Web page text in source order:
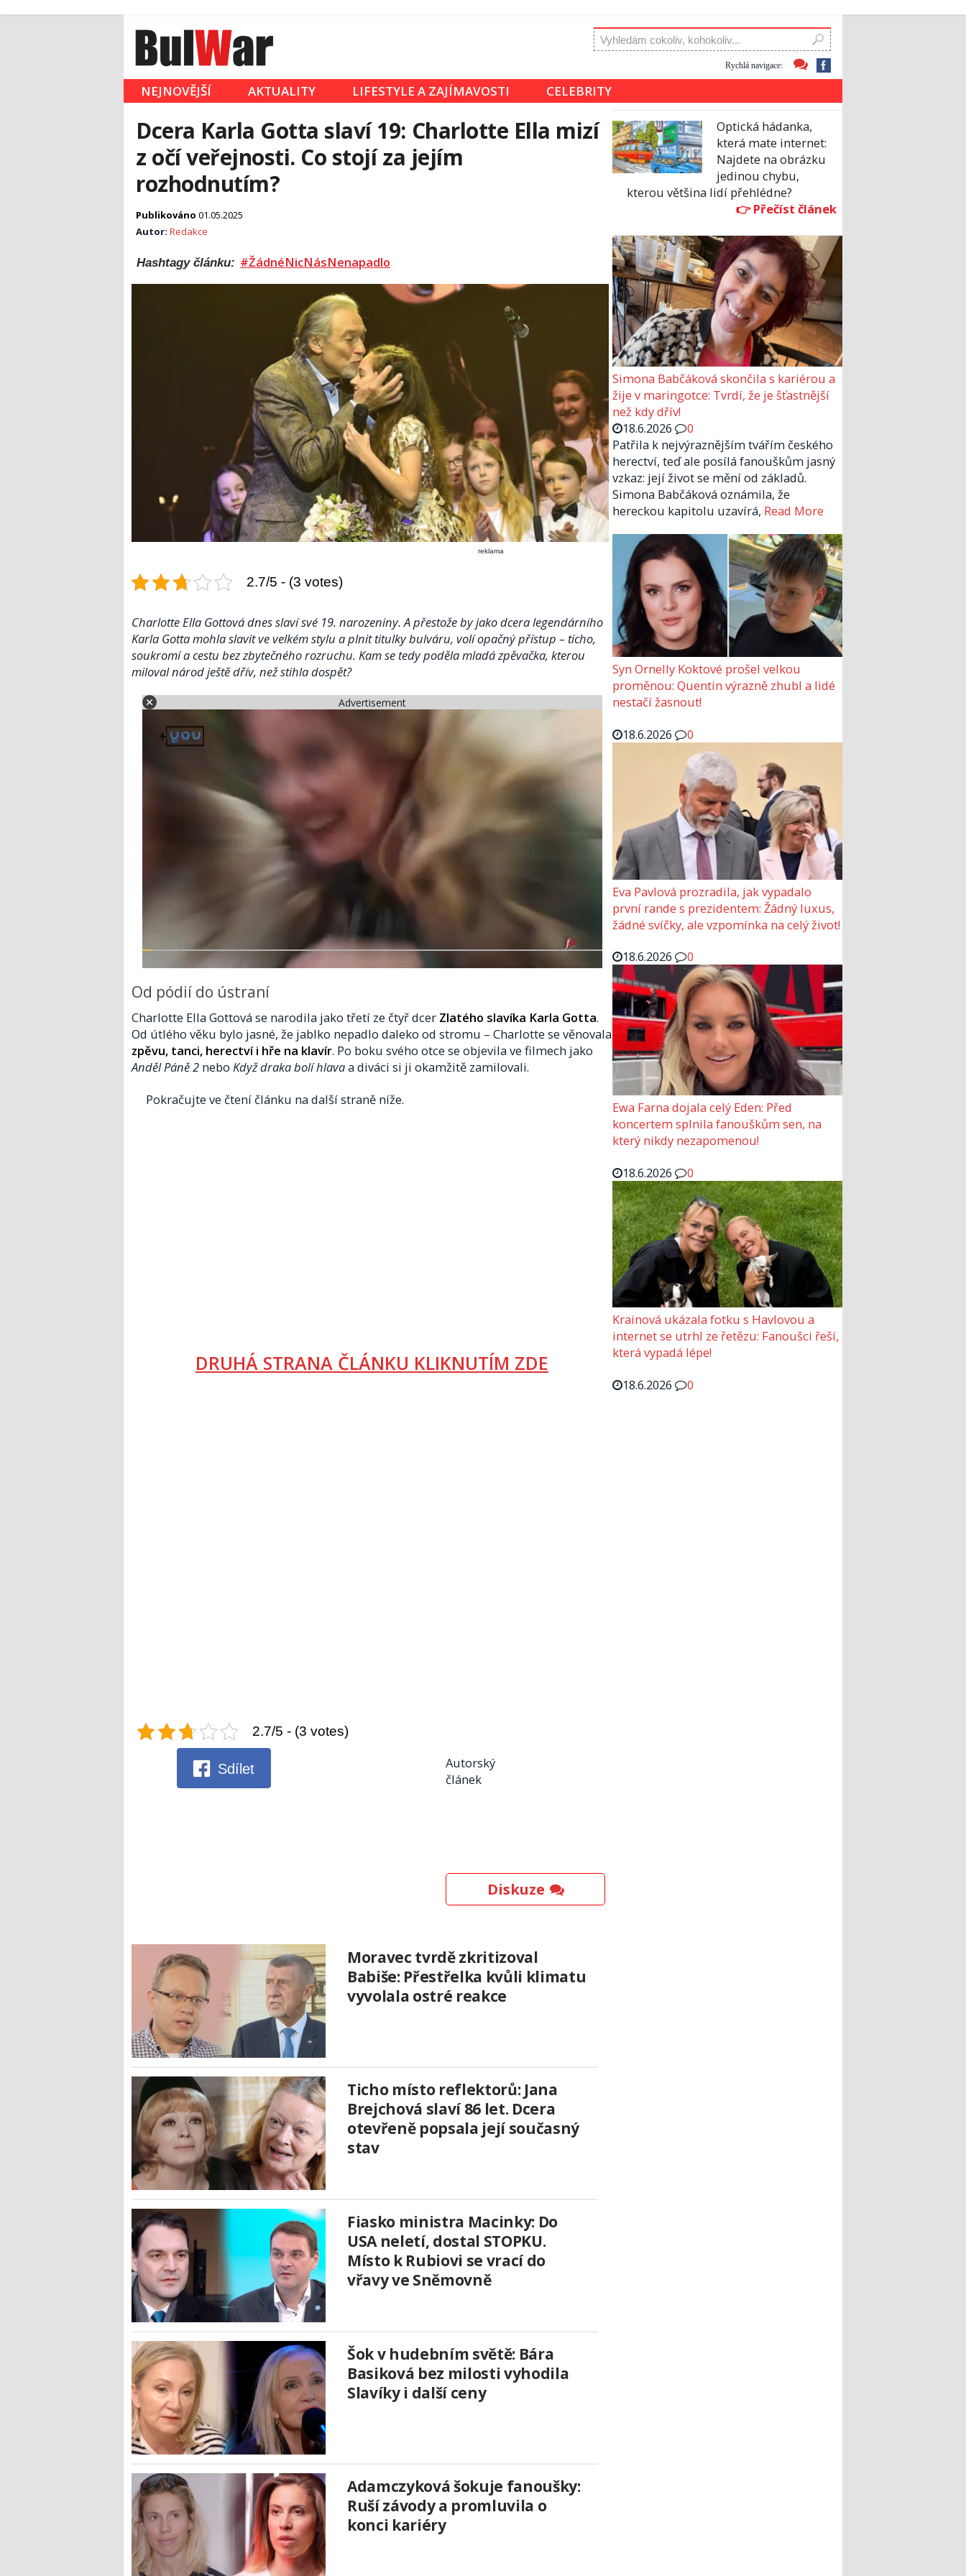
Rychlá navigace:
NEJNOVĚJŠÍ AKTUALITY LIFESTYLE A ZAJÍMAVOSTI CELEBRITY
Dcera Karla Gotta slaví 19: Charlotte Ella mizí
z očí veřejnosti. Co stojí za jejím
rozhodnutím?
Publikováno 01.05.2025
Autor: Redakce
Hashtagy článku: #ŽádnéNicNásNenapadlo
reklama
2.7/5 - (3 votes)
Charlotte Ella Gottová dnes slaví své 19. narozeniny. A přestože by jako dcera legendárního
Karla Gotta mohla slavit ve velkém stylu a plnit titulky bulváru, volí opačný přístup – ticho,
soukromí a cestu bez zbytečného rozruchu. Kam se tedy poděla mladá zpěvačka, kterou
miloval národ ještě dřív, než stihla dospět?
Advertisement
Od pódií do ústraní
Charlotte Ella Gottová se narodila jako třetí ze čtyř dcer Zlatého slavíka Karla Gotta.
Od útlého věku bylo jasné, že jablko nepadlo daleko od stromu – Charlotte se věnovala
zpěvu, tanci, herectví i hře na klavír. Po boku svého otce se objevila ve filmech jako
Anděl Páně 2 nebo Když draka bolí hlavaa diváci si ji okamžitě zamilovali.
Pokračujte ve čtení článku na další straně níže.
DRUHÁ STRANA ČLÁNKU KLIKNUTÍM ZDE
2.7/5 - (3 votes)
Sdílet
Autorský
článek
Diskuze
Moravec tvrdě zkritizoval
Babiše: Přestřelka kvůli klimatu
vyvolala ostré reakce
Ticho místo reflektorů: Jana
Brejchová slaví 86 let. Dcera
otevřeně popsala její současný
stav
Fiasko ministra Macinky: Do
USA neletí, dostal STOPKU.
Místo k Rubiovi se vrací do
vřavy ve Sněmovně
Šok v hudebním světě: Bára
Basiková bez milosti vyhodila
Slavíky i další ceny
Adamczyková šokuje fanoušky:
Ruší závody a promluvila o
konci kariéry
Optická hádanka,
která mate internet:
Najdete na obrázku
jedinou chybu,
kterou většina lidí přehlédne?
Simona Babčáková skončila s kariérou a
žije v maringotce: Tvrdí, že je šťastnější
než kdy dřív!
18.6.2026
0
Patřila k nejvýraznějším tvářím českého
herectví, teď ale posílá fanouškům jasný
vzkaz: její život se mění od základů.
Simona Babčáková oznámila, že
hereckou kapitolu uzavírá, Read More
Syn Ornelly Koktové prošel velkou
proměnou: Quentin výrazně zhubl a lidé
nestačí žasnout!
18.6.2026
0
Eva Pavlová prozradila, jak vypadalo
první rande s prezidentem: Žádný luxus,
žádné svíčky, ale vzpomínka na celý život!
18.6.2026
0
Ewa Farna dojala celý Eden: Před
koncertem splnila fanouškům sen, na
který nikdy nezapomenou!
18.6.2026
0
Krainová ukázala fotku s Havlovou a
internet se utrhl ze řetězu: Fanoušci řeší,
která vypadá lépe!
18.6.2026
0